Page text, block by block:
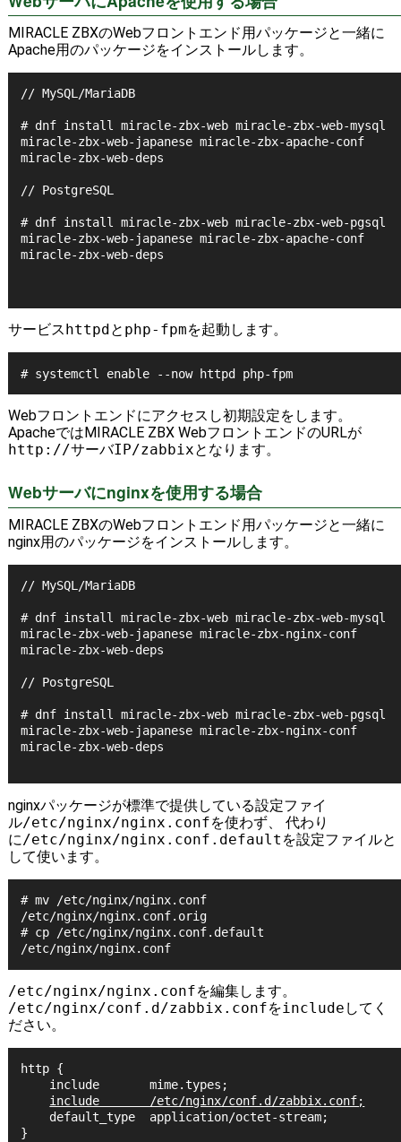
MIRACLE ZBXのWebフロントエンド用パッケージと一緒に
Apache用のパッケージをインストールします。
// MySQL/MariaDB
# dnf install miracle-zbx-web miracle-zbx-web-mysql
miracle-zbx-web-japanese miracle-zbx-apache-conf
miracle-zbx-web-deps
// PostgreSQL
# dnf install miracle-zbx-web miracle-zbx-web-pgsql
miracle-zbx-web-japanese miracle-zbx-apache-conf
miracle-zbx-web-deps
サービス httpd と php-fpmを起動します。
Webフロントエンドにアクセスし初期設定をします。
ApacheではMIRACLE ZBX WebフロントエンドのURLが
http://サーバIP/zabbixとなります。
Webサーバにnginxを使用する場合
MIRACLE ZBXのWebフロントエンド用パッケージと一緒に
nginx用のパッケージをインストールします。
// MySQL/MariaDB
# dnf install miracle-zbx-web miracle-zbx-web-mysql
miracle-zbx-web-japanese miracle-zbx-nginx-conf
miracle-zbx-web-deps
// PostgreSQL
# dnf install miracle-zbx-web miracle-zbx-web-pgsql
miracle-zbx-web-japanese miracle-zbx-nginx-conf
miracle-zbx-web-deps
nginxパッケージが標準で提供している設定ファイ
ル/etc/nginx/nginx.confを使わず、 代わり
に /etc/nginx/nginx.conf.default を設定ファイルと
して使います。
# mv /etc/nginx/nginx.conf
/etc/nginx/nginx.conf.orig
# cp /etc/nginx/nginx.conf.default
/etc/nginx/nginx.confを編集します。
/etc/nginx/conf.d/zabbix.confをinclude してく
ださい。
http {
include       /etc/nginx/conf.d/zabbix.conf;